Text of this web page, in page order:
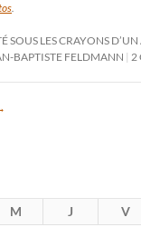
.
SOUS LES CRAYONS
BAPTISTE FELDMANN 2
M J V